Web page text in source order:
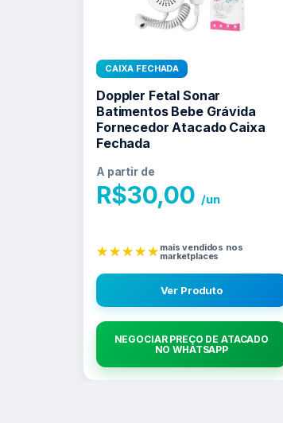
CAIXA FECHADA
Doppler Fetal Sonar
Batimentos Bebe Grávida
Fornecedor Atacado Caixa
Fechada
A partir de
R$30,00 /un
★★★★★mais vendidos nos
marketplaces
Ver Produto
NEGOCIAR PREÇO DE ATACADO
NO WHATSAPP